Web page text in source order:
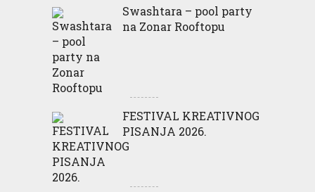
Swashtara – pool party
na Zonar Rooftopu
FESTIVAL KREATIVNOG
PISANJA 2026.